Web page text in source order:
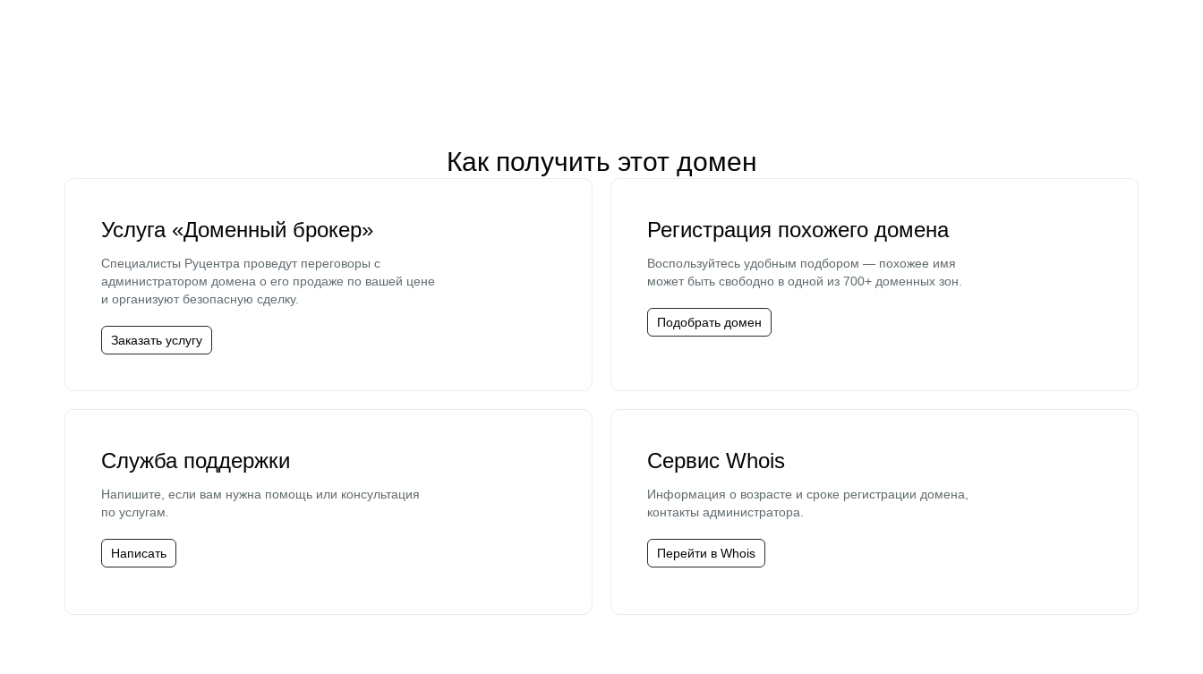
Как получить этот домен
Услуга «Доменный брокер»
Специалисты Руцентра проведут переговоры с
администратором домена о его продаже по вашей цене
и организуют безопасную сделку.
Заказать услугу
Регистрация похожего домена
Воспользуйтесь удобным подбором — похожее имя
может быть свободно в одной из 700+ доменных зон.
Подобрать домен
Служба поддержки
Напишите, если вам нужна помощь или консультация
по услугам.
Написать
Сервис Whois
Информация о возрасте и сроке регистрации домена,
контакты администратора.
Перейти в Whois